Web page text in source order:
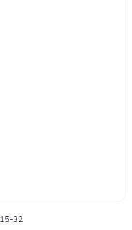
15-32